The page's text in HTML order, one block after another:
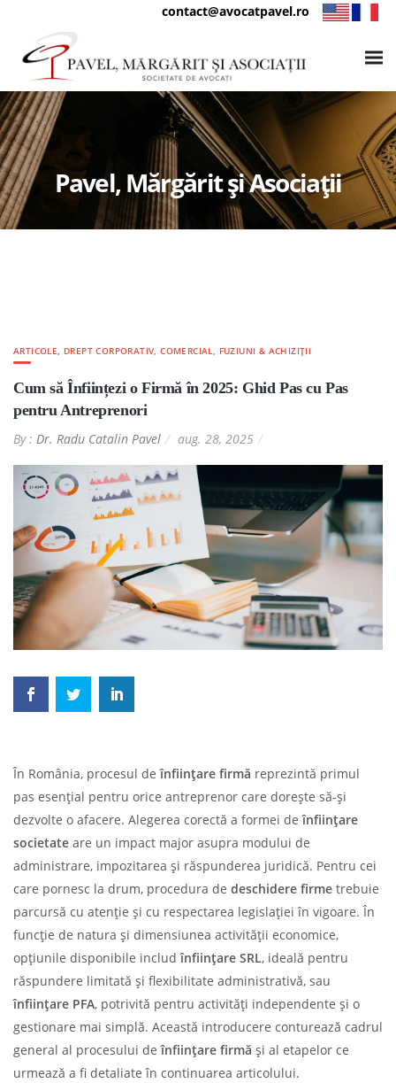
contact@avocatpavel.ro
Pavel, Mărgărit și Asociații
ARTICOLE, DREPT CORPORATIV, COMERCIAL, FUZIUNI & ACHIZIȚII
Cum să Înființezi o Firmă în 2025: Ghid Pas cu Pas
pentru Antreprenori
By : Dr. Radu Catalin Pavel aug. 28, 2025
În România, procesul deînființare firmă reprezintă primul
pas esențial pentru orice antreprenor care dorește să-și
dezvolte o afacere. Alegerea corectă a formei deînființare
societate are un impact major asupra modului de
administrare, impozitarea și răspunderea juridică. Pentru cei
care pornesc la drum, procedura de deschidere firme trebuie
parcursă cu atenție și cu respectarea legislației în vigoare. În
funcție de natura și dimensiunea activității economice,
opțiunile disponibile includînființare SRL, ideală pentru
răspundere limitată și flexibilitate administrativă, sau
înființare PFA, potrivită pentru activități independente și o
gestionare mai simplă. Această introducere conturează cadrul
general al procesului deînființare firmă și al etapelor ce
urmează a fi detaliate în continuarea articolului.